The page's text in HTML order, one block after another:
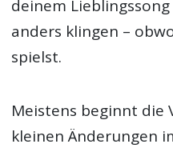
deinem
anders klingen –
spielst.
Meistens beginnt
kleinen Änderungen